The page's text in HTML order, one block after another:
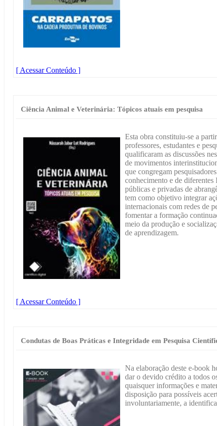
[ Acessar Conteúdo ]
Ciência Animal e Veterinária: Tópicos atuais em pesquisa
Esta obra constituiu-se a
professores, estudantes e
qualificaram as discussões
de movimentos
que congregam
conhecimento e de
públicas e privadas de
tem como objetivo integrar
internacionais com redes de
fomentar a formação
meio da produção e
de aprendizagem.
[ Acessar Conteúdo ]
Condutas de Boas Práticas e Integridade em Pesquisa
Na elaboração deste e-book
dar o devido crédito a todos
quaisquer informações e
disposição para possíveis
involuntariamente, a